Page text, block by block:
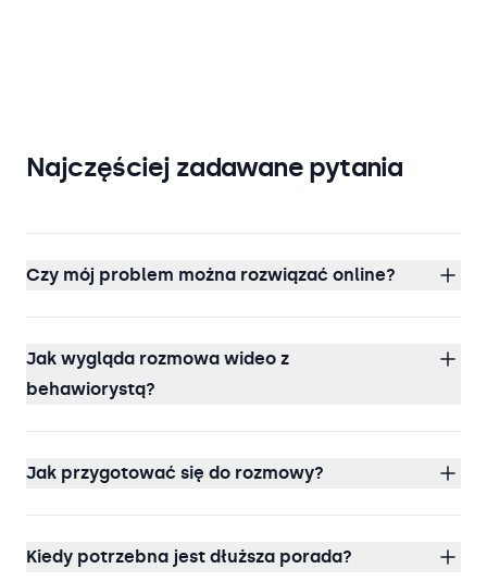
Najczęściej zadawane pytania
Czy mój problem można rozwiązać online?
Jak wygląda rozmowa wideo z
behawiorystą?
Jak przygotować się do rozmowy?
Kiedy potrzebna jest dłuższa porada?